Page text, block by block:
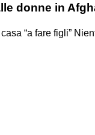
donne in
“a fare figli”